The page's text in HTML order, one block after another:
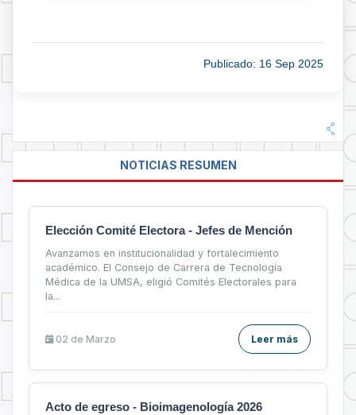
Publicado: 16 Sep 2025
NOTICIAS RESUMEN
Elección Comité Electora - Jefes de Mención
Avanzamos en institucionalidad y fortalecimiento
académico. El Consejo de Carrera de Tecnología
Médica de la UMSA, eligió Comités Electorales para
la...
02 de Marzo Leer más
Acto de egreso - Bioimagenología 2026